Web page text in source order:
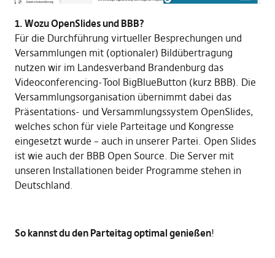
1. Wozu OpenSlides und BBB?
Für die Durchführung virtueller Besprechungen und
Versammlungen mit (optionaler) Bildübertragung
nutzen wir im Landesverband Brandenburg das
Videoconferencing-Tool BigBlueButton (kurz BBB). Die
Versammlungsorganisation übernimmt dabei das
Präsentations- und Versammlungssystem OpenSlides,
welches schon für viele Parteitage und Kongresse
eingesetzt wurde – auch in unserer Partei. Open Slides
ist wie auch der BBB Open Source. Die Server mit
unseren Installationen beider Programme stehen in
Deutschland.
So kannst du den Parteitag optimal genießen!